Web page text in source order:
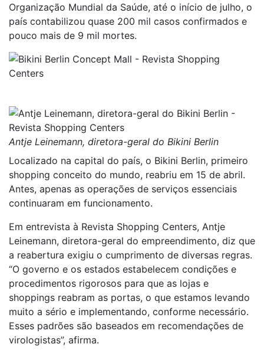
Organização Mundial da Saúde, até o início de julho, o
país contabilizou quase 200 mil casos confirmados e
pouco mais de 9 mil mortes.
Antje Leinemann, diretora-geral do Bikini Berlin
Localizado na capital do país, o Bikini Berlin, primeiro
shopping conceito do mundo, reabriu em 15 de abril.
Antes, apenas as operações de serviços essenciais
continuaram em funcionamento.
Em entrevista à Revista Shopping Centers, Antje
Leinemann, diretora-geral do empreendimento, diz que
a reabertura exigiu o cumprimento de diversas regras.
“O governo e os estados estabelecem condições e
procedimentos rigorosos para que as lojas e
shoppings reabram as portas, o que estamos levando
muito a sério e implementando, conforme necessário.
Esses padrões são baseados em recomendações de
virologistas”, afirma.